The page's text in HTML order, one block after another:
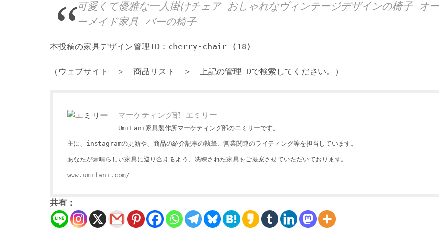
可愛くて優雅な一人掛けチェア おしゃれなヴィンテージデザインの椅子 オ
ーメイド家具 バーの椅子
本投稿の家具デザイン管理ID：cherry-chair (18)
（ウェブサイト ＞ 商品リスト ＞ 上記の管理IDで検索してください。）
マーケティング部 エミリー
UmiFani家具製作所マーケティング部のエミリーです。
主に、instagramの更新や、商品の紹介記事の執筆、営業関連のライティング等を担当しています。
あなたが素晴らしい家具に巡り合えるよう、洗練された家具をご提案させていただいております。
www.umifani.com/
共有：